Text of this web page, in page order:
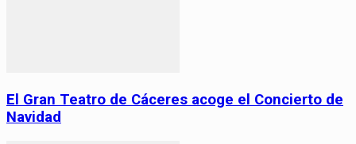
El Gran Teatro de Cáceres acoge el Concierto de
Navidad